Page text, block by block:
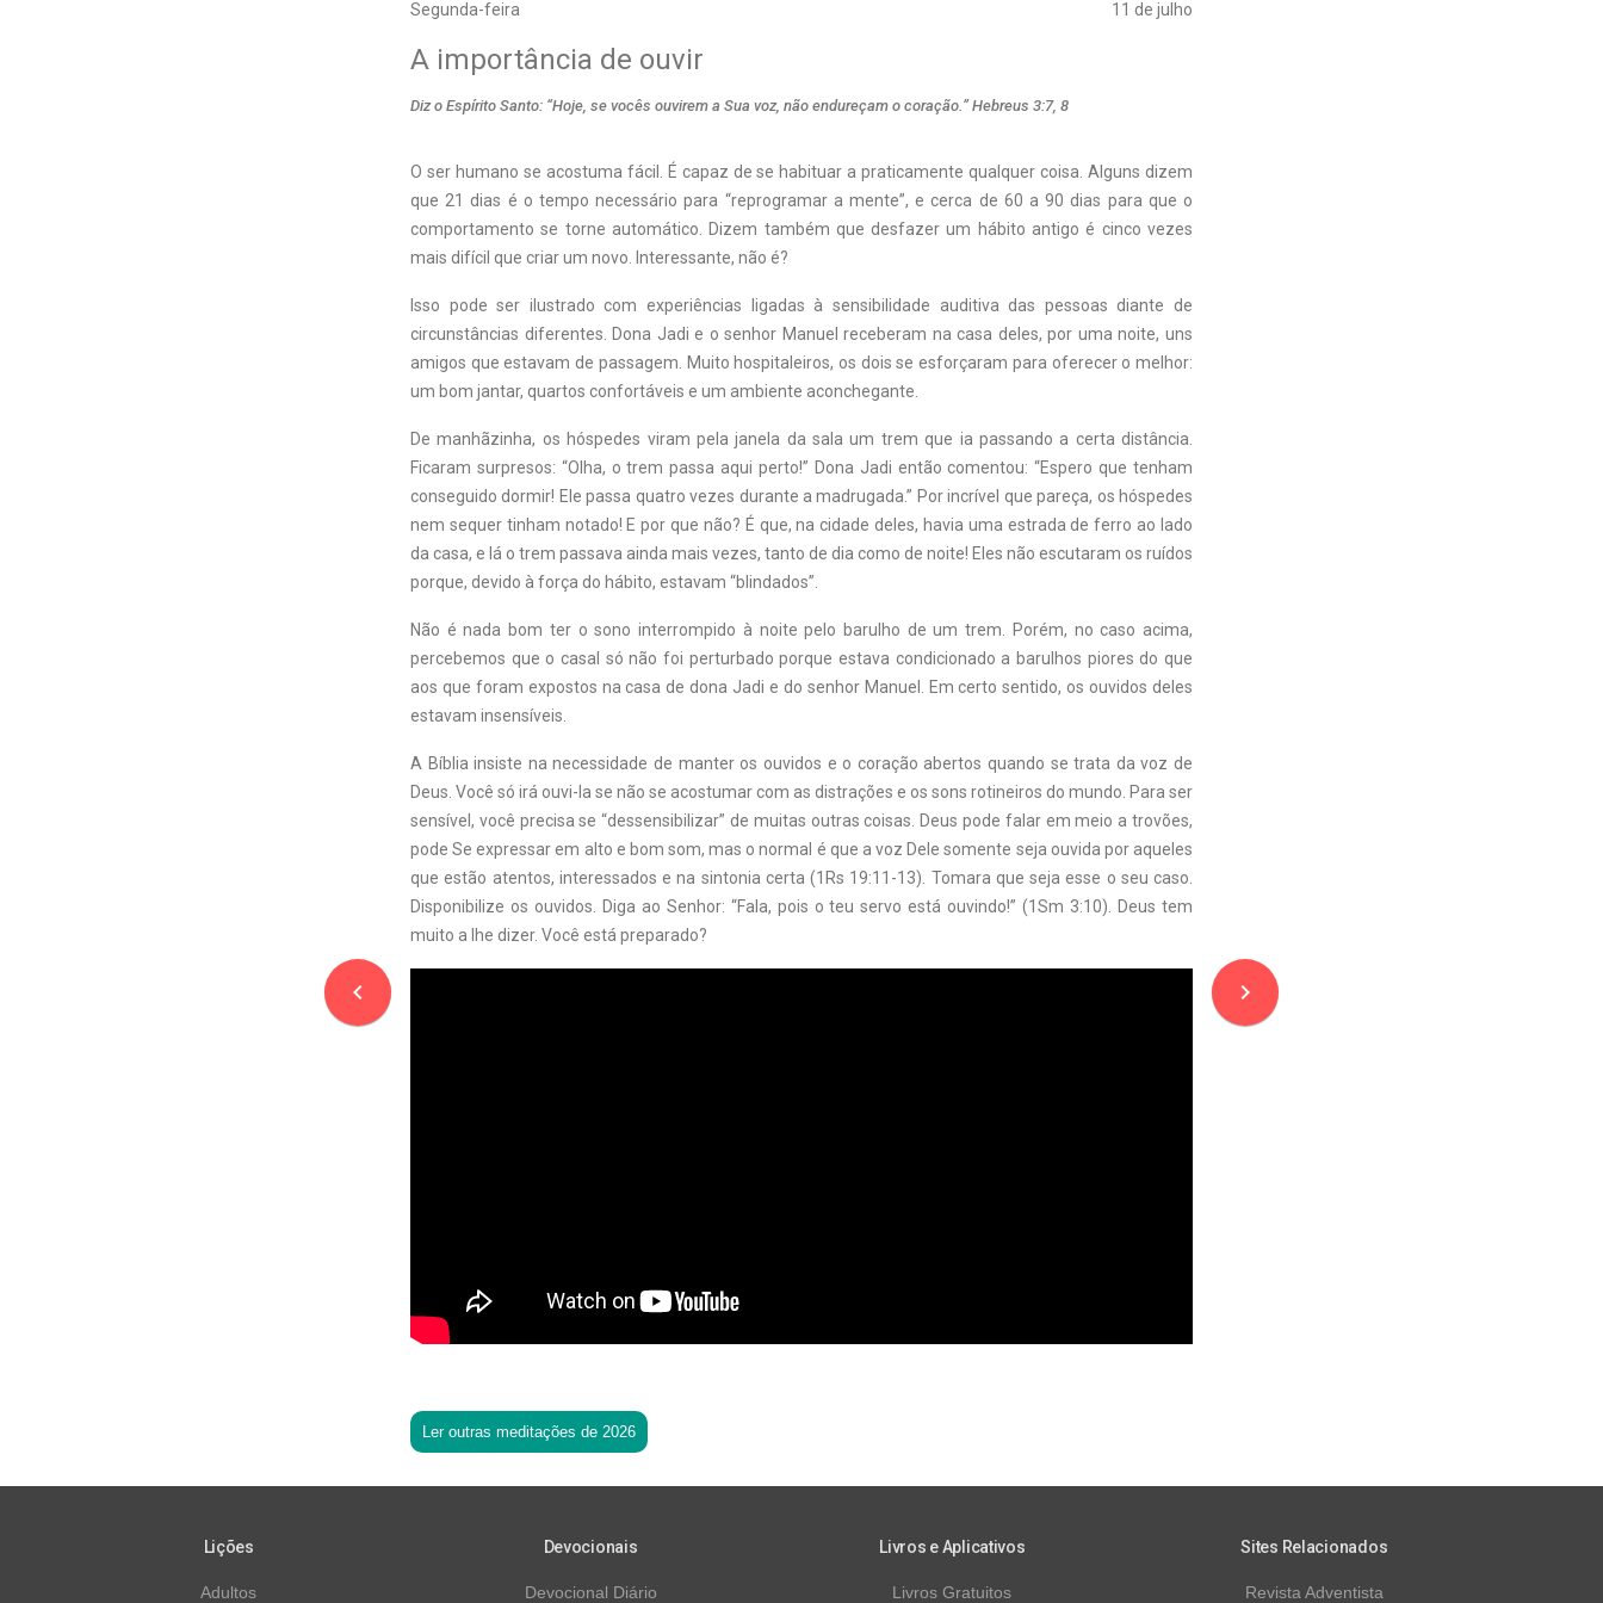
Segunda-feira 11 de julho
navigate_before
A importância de ouvir
Diz o Espírito Santo: “Hoje, se vocês ouvirem a Sua voz, não endureçam o coração.” Hebreus 3:7, 8
O ser humano se acostuma fácil. É capaz de se habituar a praticamente qualquer coisa. Alguns dizem
que 21 dias é o tempo necessário para “reprogramar a mente”, e cerca de 60 a 90 dias para que o
comportamento se torne automático. Dizem também que desfazer um hábito antigo é cinco vezes
mais difícil que criar um novo. Interessante, não é?
Isso pode ser ilustrado com experiências ligadas à sensibilidade auditiva das pessoas diante de
circunstâncias diferentes. Dona Jadi e o senhor Manuel receberam na casa deles, por uma noite, uns
amigos que estavam de passagem. Muito hospitaleiros, os dois se esforçaram para oferecer o melhor:
um bom jantar, quartos confortáveis e um ambiente aconchegante.
De manhãzinha, os hóspedes viram pela janela da sala um trem que ia passando a certa distância.
Ficaram surpresos: “Olha, o trem passa aqui perto!” Dona Jadi então comentou: “Espero que tenham
conseguido dormir! Ele passa quatro vezes durante a madrugada.” Por incrível que pareça, os hóspedes
nem sequer tinham notado! E por que não? É que, na cidade deles, havia uma estrada de ferro ao lado
da casa, e lá o trem passava ainda mais vezes, tanto de dia como de noite! Eles não escutaram os ruídos
porque, devido à força do hábito, estavam “blindados”.
Não é nada bom ter o sono interrompido à noite pelo barulho de um trem. Porém, no caso acima,
percebemos que o casal só não foi perturbado porque estava condicionado a barulhos piores do que
aos que foram expostos na casa de dona Jadi e do senhor Manuel. Em certo sentido, os ouvidos deles
estavam insensíveis.
A Bíblia insiste na necessidade de manter os ouvidos e o coração abertos quando se trata da voz de
Deus. Você só irá ouvi-la se não se acostumar com as distrações e os sons rotineiros do mundo. Para ser
sensível, você precisa se “dessensibilizar” de muitas outras coisas. Deus pode falar em meio a trovões,
pode Se expressar em alto e bom som, mas o normal é que a voz Dele somente seja ouvida por aqueles
que estão atentos, interessados e na sintonia certa (1Rs 19:11-13). Tomara que seja esse o seu caso.
Disponibilize os ouvidos. Diga ao Senhor: “Fala, pois o teu servo está ouvindo!” (1Sm 3:10). Deus tem
muito a lhe dizer. Você está preparado?
Ler outras meditações de 2026
navigate_next
Lições
Adultos
Devocionais
Devocional Diário
Livros e Aplicativos
Livros Gratuitos
Sites Relacionados
Revista Adventista